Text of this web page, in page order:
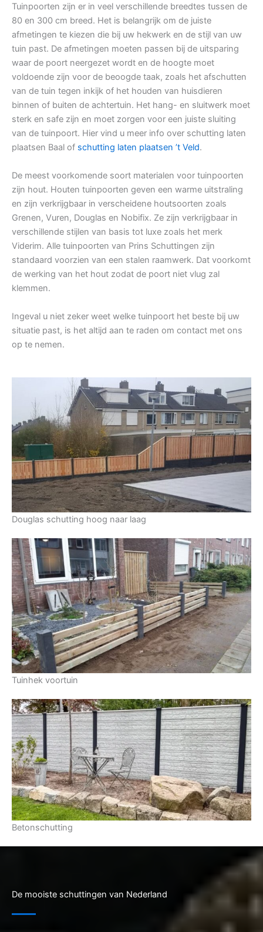
Tuinpoorten zijn er in veel verschillende breedtes tussen de
80 en 300 cm breed. Het is belangrijk om de juiste
afmetingen te kiezen die bij uw hekwerk en de stijl van uw
tuin past. De afmetingen moeten passen bij de uitsparing
waar de poort neergezet wordt en de hoogte moet
voldoende zijn voor de beoogde taak, zoals het afschutten
van de tuin tegen inkijk of het houden van huisdieren
binnen of buiten de achtertuin. Het hang- en sluitwerk moet
sterk en safe zijn en moet zorgen voor een juiste sluiting
van de tuinpoort. Hier vind u meer info over schutting laten
plaatsen Baal of schutting laten plaatsen ’t Veld.
De meest voorkomende soort materialen voor tuinpoorten
zijn hout. Houten tuinpoorten geven een warme uitstraling
en zijn verkrijgbaar in verscheidene houtsoorten zoals
Grenen, Vuren, Douglas en Nobifix. Ze zijn verkrijgbaar in
verschillende stijlen van basis tot luxe zoals het merk
Viderim. Alle tuinpoorten van Prins Schuttingen zijn
standaard voorzien van een stalen raamwerk. Dat voorkomt
de werking van het hout zodat de poort niet vlug zal
klemmen.
Ingeval u niet zeker weet welke tuinpoort het beste bij uw
situatie past, is het altijd aan te raden om contact met ons
op te nemen.
Douglas schutting hoog naar laag
Tuinhek voortuin
Betonschutting
De mooiste schuttingen van Nederland